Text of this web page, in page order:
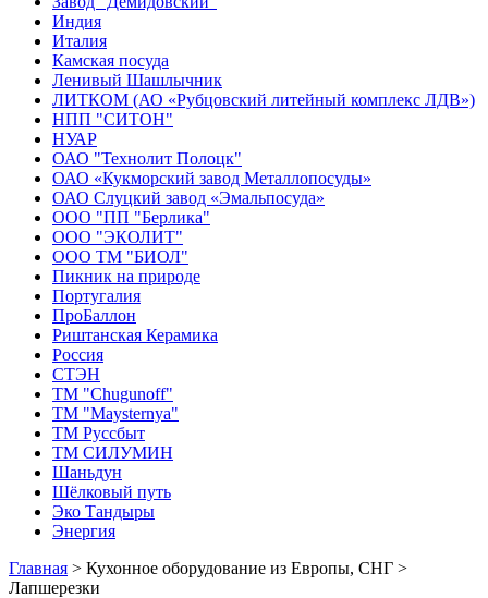
Индия
Италия
Камская посуда
Ленивый Шашлычник
ЛИТКОМ (АО «Рубцовский литейный комплекс ЛДВ»)
НПП "СИТОН"
НУАР
ОАО "Технолит Полоцк"
ОАО «Кукморский завод Металлопосуды»
ОАО Слуцкий завод «Эмальпосуда»
ООО "ПП "Берлика"
ООО "ЭКОЛИТ"
ООО ТМ "БИОЛ"
Пикник на природе
Португалия
ПроБаллон
Риштанская Керамика
Россия
СТЭН
ТМ "Chugunoff"
ТМ "Maysternya"
ТМ Руссбыт
ТМ СИЛУМИН
Шаньдун
Шёлковый путь
Эко Тандыры
Энергия
Главная > Кухонное оборудование из Европы, СНГ >
Лапшерезки